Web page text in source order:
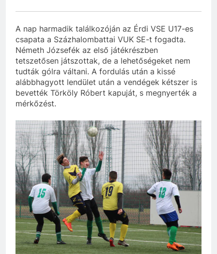
A nap harmadik találkozóján az Érdi VSE U17-es
csapata a Százhalombattai VUK SE-t fogadta.
Németh Józsefék az első játékrészben
tetszetősen játszottak, de a lehetőségeket nem
tudták gólra váltani. A fordulás után a kissé
alábbhagyott lendület után a vendégek kétszer is
bevették Törköly Róbert kapuját, s megnyerték a
mérkőzést.